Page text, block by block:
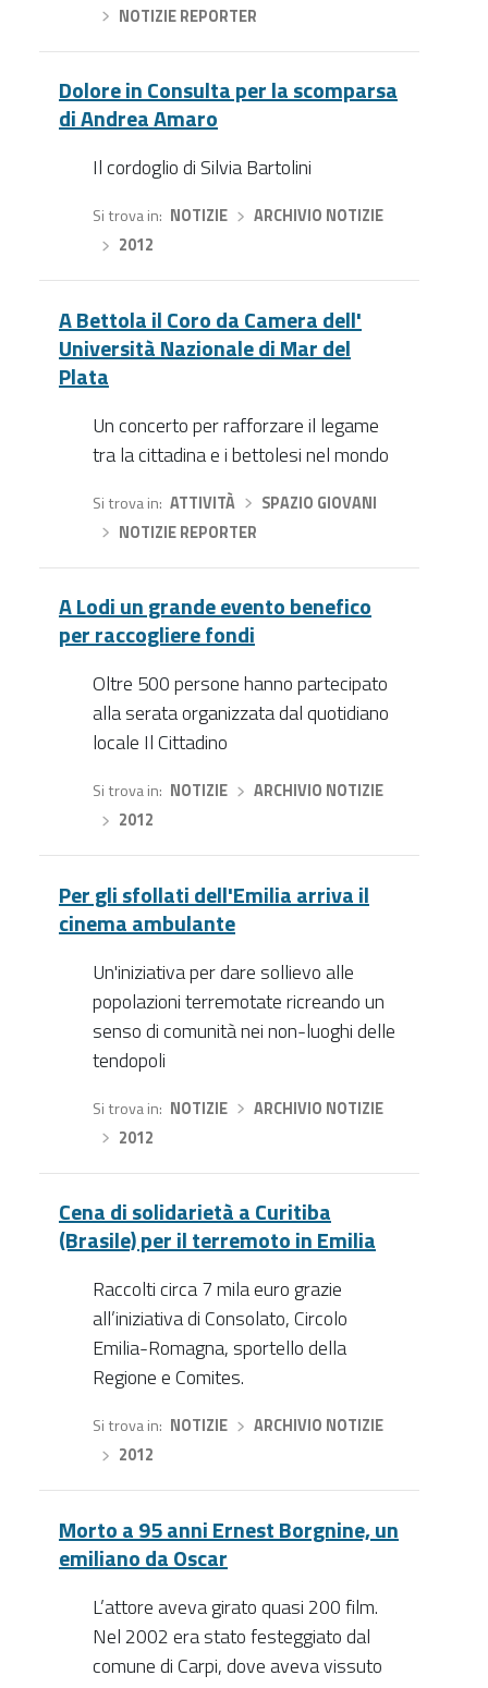
NOTIZIE REPORTER
Dolore in Consulta per la scomparsa
di Andrea Amaro
Il cordoglio di Silvia Bartolini
Si trova in NOTIZIE›
ARCHIVIO NOTIZIE
2012
A Bettola il Coro da Camera dell'
Università Nazionale di Mar del
Plata
Un concerto per rafforzare il legame
tra la cittadina e i bettolesi nel mondo
Si trova in ATTIVITÀ›
SPAZIO GIOVANI
NOTIZIE REPORTER
A Lodi un grande evento benefico
per raccogliere fondi
Oltre 500 persone hanno partecipato
alla serata organizzata dal quotidiano
locale Il Cittadino
Si trova in NOTIZIE›
ARCHIVIO NOTIZIE
2012
Per gli sfollati dell'Emilia arriva il
cinema ambulante
Un'iniziativa per dare sollievo alle
popolazioni terremotate ricreando un
senso di comunità nei non-luoghi delle
tendopoli
Si trova in NOTIZIE›
ARCHIVIO NOTIZIE
2012
Cena di solidarietà a Curitiba
(Brasile) per il terremoto in Emilia
Raccolti circa 7 mila euro grazie
all’iniziativa di Consolato, Circolo
Emilia-Romagna, sportello della
Regione e Comites.
Si trova in NOTIZIE›
ARCHIVIO NOTIZIE
2012
Morto a 95 anni Ernest Borgnine, un
emiliano da Oscar
L’attore aveva girato quasi 200 film.
Nel 2002 era stato festeggiato dal
comune di Carpi, dove aveva vissuto